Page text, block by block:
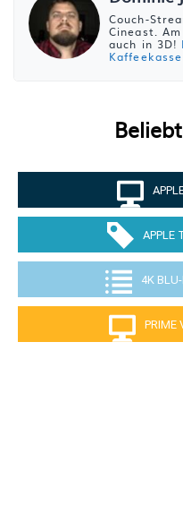
Couch-
Cineast.
auch in 3D!
Kaffeekasse
APPLE
4K
PRIME